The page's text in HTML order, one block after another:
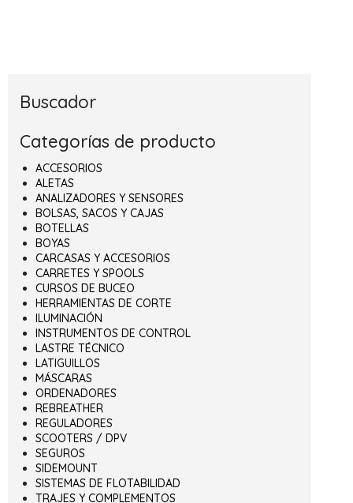
Buscador
Categorías de producto
ACCESORIOS
ALETAS
ANALIZADORES Y SENSORES
BOLSAS, SACOS Y CAJAS
BOTELLAS
BOYAS
CARCASAS Y ACCESORIOS
CARRETES Y SPOOLS
CURSOS DE BUCEO
HERRAMIENTAS DE CORTE
ILUMINACIÓN
INSTRUMENTOS DE CONTROL
LASTRE TÉCNICO
LATIGUILLOS
MÁSCARAS
ORDENADORES
REBREATHER
REGULADORES
SCOOTERS / DPV
SEGUROS
SIDEMOUNT
SISTEMAS DE FLOTABILIDAD
TRAJES Y COMPLEMENTOS